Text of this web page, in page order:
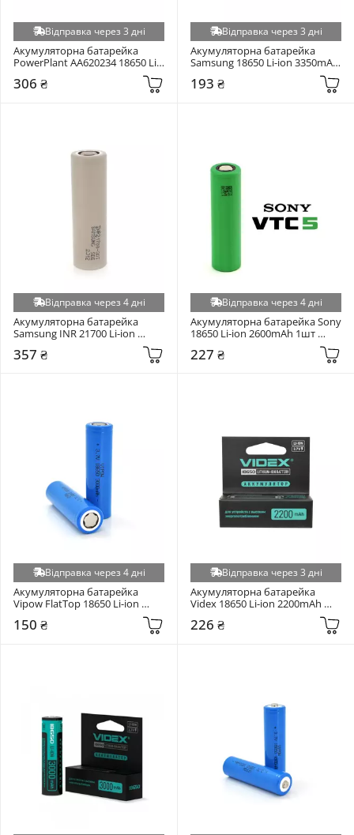
Відправка через 3 дні
Акумуляторна батарейка
PowerPlant AA620234 18650 Li-
ion 3400mAh 1шт (AA620234)
306 ₴
Відправка через 3 дні
Акумуляторна батарейка
Samsung 18650 Li-ion 3350mAh
193 ₴
Відправка через 4 дні
Акумуляторна батарейка
Samsung INR 21700 Li-ion
357 ₴
Відправка через 4 дні
Акумуляторна батарейка Sony
18650 Li-ion 2600mAh 1шт
227 ₴
Відправка через 4 дні
Акумуляторна батарейка
Vipow FlatTop 18650 Li-ion
150 ₴
Відправка через 3 дні
Акумуляторна батарейка
Videx 18650 Li-ion 2200mAh
226 ₴